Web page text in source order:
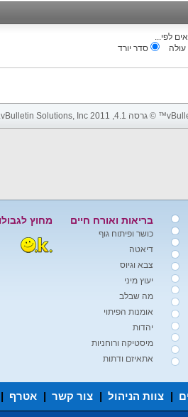
לפי...
סדר יורד
בריאות ואורח חיים
כושר ופיתוח גוף
דיאטה
צבא וגיוס
יעוץ מיני
מה שבלב
אומנות הפיתוי
יהדות
מיסטיקה ורוחניות
אתאיזם ודתות
מחוץ
| צוות הניהול | צור קשר | אטרף |